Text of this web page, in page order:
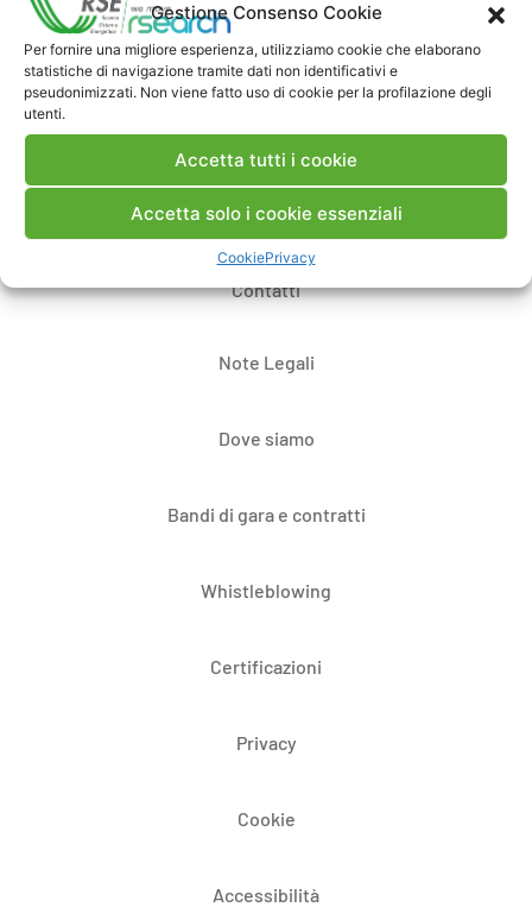
Gestione Consenso Cookie
Per fornire una migliore esperienza, utilizziamo cookie che elaborano
statistiche di navigazione tramite dati non identificativi e
pseudonimizzati. Non viene fatto uso di cookie per la profilazione degli
utenti.
Accetta tutti i cookie
Accetta solo i cookie essenziali
CookiePrivacy
Pubblica un commento
Contatti
Note Legali
Dove siamo
Bandi di gara e contratti
Whistleblowing
Certificazioni
Privacy
Cookie
Accessibilità